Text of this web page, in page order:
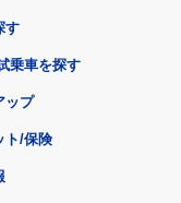
す
乗車を探す
ップ
ト/保険